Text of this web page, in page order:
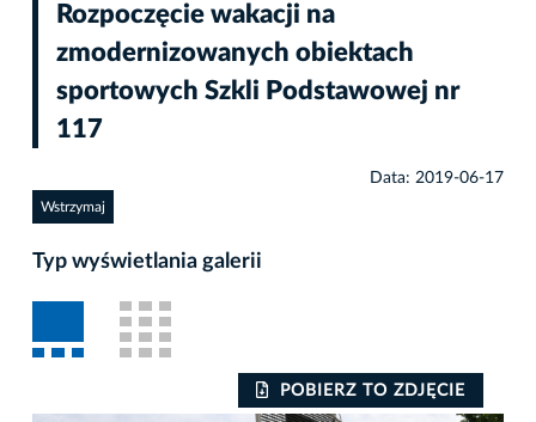
Rozpoczęcie wakacji na
zmodernizowanych obiektach
sportowych Szkli Podstawowej nr
117
Data: 2019-06-17
Wstrzymaj
Typ wyświetlania galerii
POBIERZ TO ZDJĘCIE